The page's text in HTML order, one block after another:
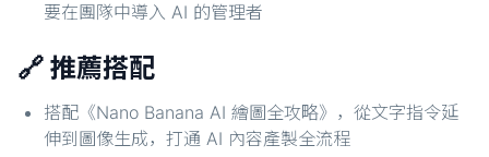
要在團隊中導入 AI 的管理者
🔗 推薦搭配
搭配《Nano Banana AI 繪圖全攻略》，從文字指令延
伸到圖像生成，打通 AI 內容產製全流程